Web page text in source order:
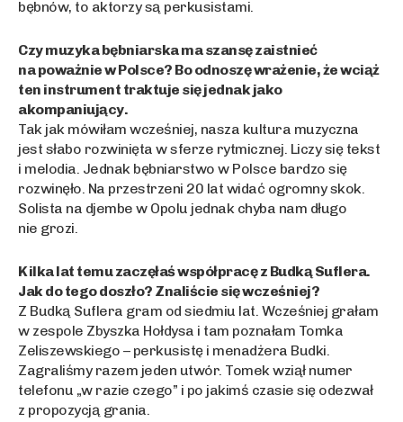
bębnów, to aktorzy są perkusistami.
Czy muzyka bębniarska ma szansę zaistnieć
na poważnie w Polsce? Bo odnoszę wrażenie, że wciąż
ten instrument traktuje się jednak jako
akompaniujący.
Tak jak mówiłam wcześniej, nasza kultura muzyczna
jest słabo rozwinięta w sferze rytmicznej. Liczy się tekst
i melodia. Jednak bębniarstwo w Polsce bardzo się
rozwinęło. Na przestrzeni 20 lat widać ogromny skok.
Solista na djembe w Opolu jednak chyba nam długo
nie grozi.
Kilka lat temu zaczęłaś współpracę z Budką Suflera.
Jak do tego doszło? Znaliście się wcześniej?
Z Budką Suflera gram od siedmiu lat. Wcześniej grałam
w zespole Zbyszka Hołdysa i tam poznałam Tomka
Zeliszewskiego – perkusistę i menadżera Budki.
Zagraliśmy razem jeden utwór. Tomek wziął numer
telefonu „w razie czego” i po jakimś czasie się odezwał
z propozycją grania.